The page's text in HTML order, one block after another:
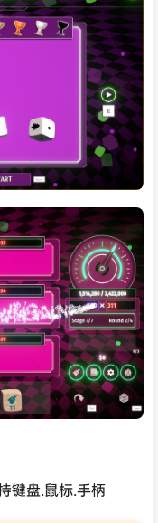
键盘.鼠标.手柄